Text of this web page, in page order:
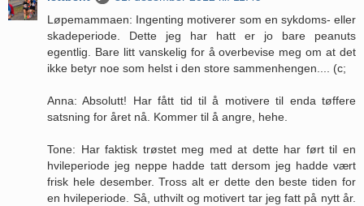
Løpemammaen: Ingenting motiverer som en sykdoms- eller
skadeperiode. Dette jeg har hatt er jo bare peanuts
egentlig. Bare litt vanskelig for å overbevise meg om at det
ikke betyr noe som helst i den store sammenhengen.... (c;
Anna: Absolutt! Har fått tid til å motivere til enda tøffere
satsning for året nå. Kommer til å angre, hehe.
Tone: Har faktisk trøstet meg med at dette har ført til en
hvileperiode jeg neppe hadde tatt dersom jeg hadde vært
frisk hele desember. Tross alt er dette den beste tiden for
en hvileperiode. Så, uthvilt og motivert tar jeg fatt på nytt år.